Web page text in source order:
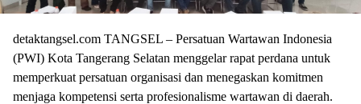
detaktangsel.com TANGSEL – Persatuan Wartawan Indonesia
(PWI) Kota Tangerang Selatan menggelar rapat perdana untuk
memperkuat persatuan organisasi dan menegaskan komitmen
menjaga kompetensi serta profesionalisme wartawan di daerah.